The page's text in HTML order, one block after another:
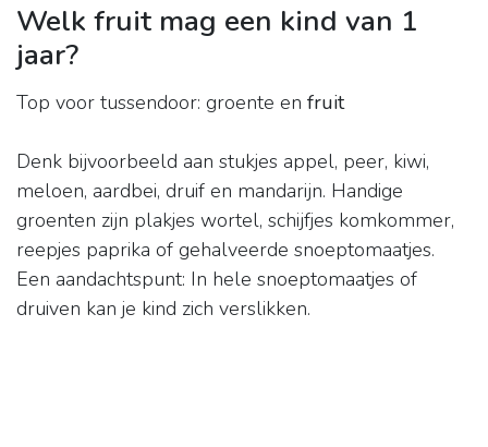
Welk fruit mag een kind van 1
jaar?
Top voor tussendoor: groente en fruit
Denk bijvoorbeeld aan stukjes appel, peer, kiwi,
meloen, aardbei, druif en mandarijn. Handige
groenten zijn plakjes wortel, schijfjes komkommer,
reepjes paprika of gehalveerde snoeptomaatjes.
Een aandachtspunt: In hele snoeptomaatjes of
druiven kan je kind zich verslikken.